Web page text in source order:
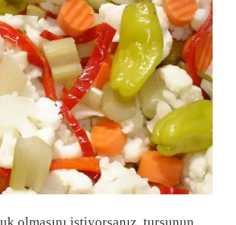
olmasını istiyorsanız, turşunun